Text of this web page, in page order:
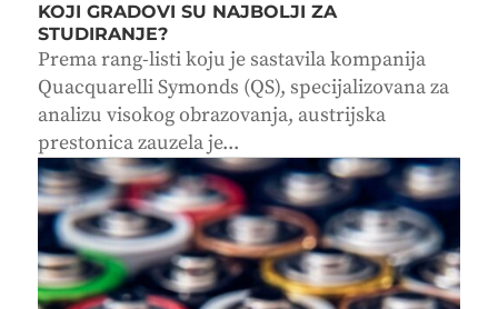
KOJI GRADOVI SU NAJBOLJI ZA
STUDIRANJE?
Prema rang-listi koju je sastavila kompanija
Quacquarelli Symonds (QS), specijalizovana za
analizu visokog obrazovanja, austrijska
prestonica zauzela je...